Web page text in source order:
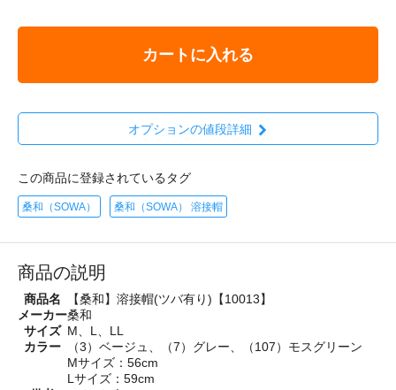
カートに入れる
オプションの値段詳細
この商品に登録されているタグ
桑和（SOWA） 桑和（SOWA） 溶接帽
商品の説明
商品名
【桑和】溶接帽(ツバ有り)【10013】
メーカー桑和
サイズ M、L、LL
カラー
（3）ベージュ、（7）グレー、（107）モスグリーン
Mサイズ：56cm
Lサイズ：59cm